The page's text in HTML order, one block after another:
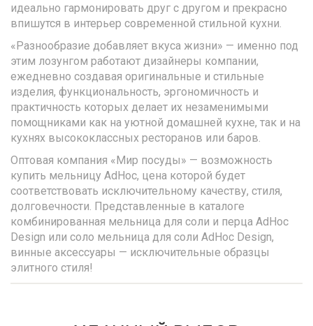
идеально гармонировать друг с другом и прекрасно
впишутся в интерьер современной стильной кухни.
«Разнообразие добавляет вкуса жизни» — именно под
этим лозунгом работают дизайнеры компании,
ежедневно создавая оригинальные и стильные
изделия, функциональность, эргономичность и
практичность которых делает их незаменимыми
помощниками как на уютной домашней кухне, так и на
кухнях высококлассных ресторанов или баров.
Оптовая компания «Мир посуды» — возможность
купить мельницу AdHoc, цена которой будет
соответствовать исключительному качеству, стиля,
долговечности. Представленные в каталоге
комбинированная мельница для соли и перца AdHoc
Design или соло мельница для соли AdHoc Design,
винные аксессуары — исключительные образцы
элитного стиля!